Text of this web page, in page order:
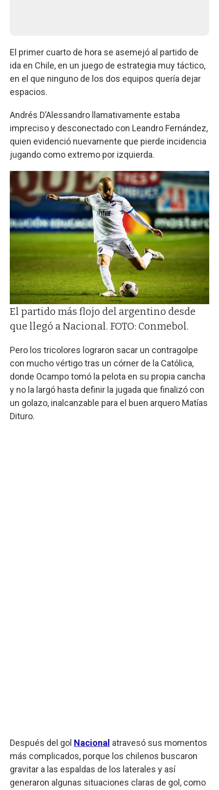
El primer cuarto de hora se asemejó al partido de
ida en Chile, en un juego de estrategia muy táctico,
en el que ninguno de los dos equipos quería dejar
espacios.
Andrés D’Alessandro llamativamente estaba
impreciso y desconectado con Leandro Fernández,
quien evidenció nuevamente que pierde incidencia
jugando como extremo por izquierda.
El partido más flojo del argentino desde
que llegó a Nacional. FOTO: Conmebol.
Pero los tricolores lograron sacar un contragolpe
con mucho vértigo tras un córner de la Católica,
donde Ocampo tomó la pelota en su propia cancha
y no la largó hasta definir la jugada que finalizó con
un golazo, inalcanzable para el buen arquero Matías
Dituro.
Después del gol Nacional atravesó sus momentos
más complicados, porque los chilenos buscaron
gravitar a las espaldas de los laterales y así
generaron algunas situaciones claras de gol, como